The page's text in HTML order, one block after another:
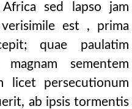
sed lapso jam
est , prima
quae paulatim
sementem
licet persecutionum
ab ipsis tormentis